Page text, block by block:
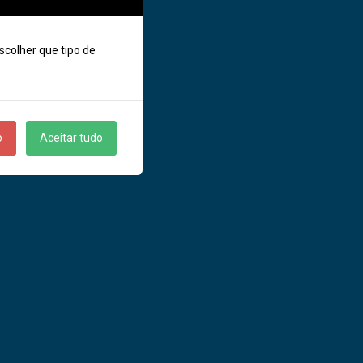
que tipo de
Aceitar tudo